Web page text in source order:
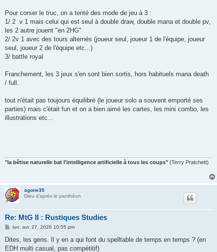
Pour corser le truc, on a tenté des mode de jeu à 3 :
1/ 2 v 1 mais celui qui est seul à double draw, double mana et double pv,
les 2 autre jouent "en 2HG"
2/ 2v 1 avec des tours alternés (joueur seul, joueur 1 de l'équipe, joueur
seul, joueur 2 de l'équipe etc...)
3/ battle royal
Franchement, les 3 jeux s'en sont bien sortis, hors habituels mana death
/ full.
tout n'était pas toujours équilibré (le joueur solo a souvent emporté ses
parties) mais c'était fun et on a bien aimé les cartes, les mini combo, les
illustrations etc...
"la bêtise naturelle bat l'intelligence artificielle à tous les coups" (Terry Pratchett)
agone35
Dieu d'après le panthéon
Re: MtG II : Rustiques Studies
M
s
a
lun. avr. 27, 2026 10:55 pm
Dites, les gens. Il y en a qui font du spelltable de temps en temps ? (en
EDH multi casual, pas compétitif)